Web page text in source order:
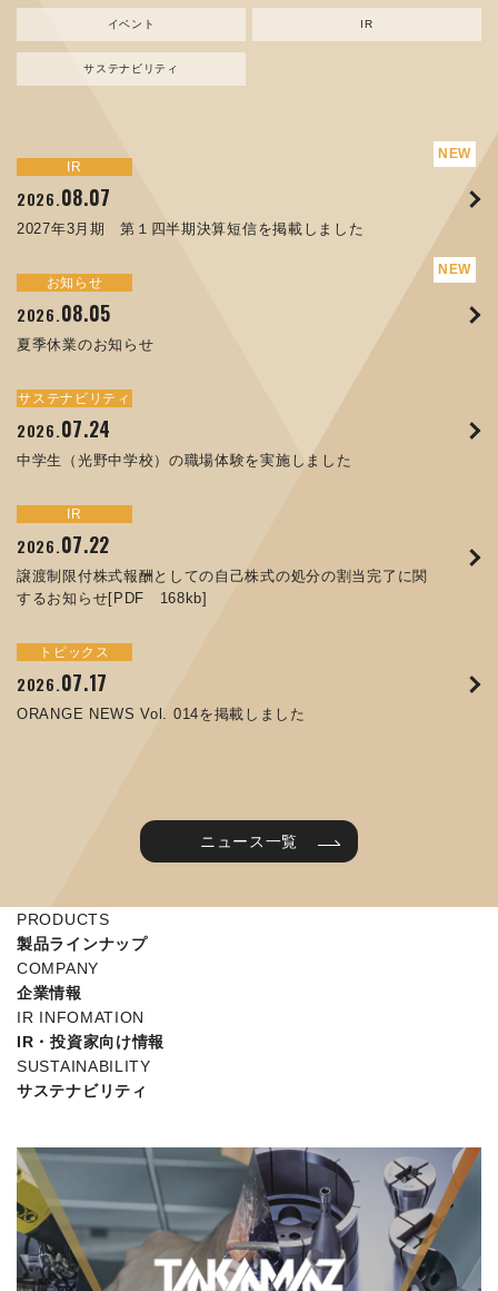
イベント IR
サステナビリティ
IR
2026.08.07
2027年3月期 第１四半期決算短信を掲載しました
お知らせ
2026.08.05
夏季休業のお知らせ
サステナビリティ
2026.07.24
中学生（光野中学校）の職場体験を実施しました
IR
2026.07.22
譲渡制限付株式報酬としての自己株式の処分の割当完了に関
するお知らせ[PDF 168kb]
トピックス
2026.07.17
ORANGE NEWS Vol. 014を掲載しました
新規事業
2024.04.10
資源ごみAI 自動選別機 販売開始のお知らせ
お知らせ
2026.08.05
夏季休業のお知らせ
お知らせ
2025.11.17
コラムを更新しました：MECT2025(メカトロテックジャパ
お知らせ
2025. 09.02
お知らせ
2025.05.29
コラムを更新しました：MEX金沢2025(第61回機械工業見本
お知らせ
2025.05.15
トピックス
2026.07.17
ORANGE NEWS Vol. 014を掲載しました
トピックス
2026.04.17
ORANGE NEWS Vol. 013を掲載しました
トピックス
2025.10.01
高松流技Vol.25を掲載しました
トピックス
2025.09.10
ORANGE NEWS Vol. 011を掲載しました
2025.07.31
ORANGE NEWS Vol. 010を掲載しました
イベント
2026.04.03
MEX金沢2026 出展のご案内 ※終了しました
イベント
2025.08.29
MECT 2025 出展のご案内 ※終了しました
イベント
2025.04.16
MEX金沢2025 出展のご案内 ※終了しました
イベント
2024.09.26
JIMTOF2024 出展のご案内 ※終了しました
2024.05.13
MEX金沢2024 学生向け会社説明コーナー予約のご案内 ※
終了しました
IR
2026.08.07
2027年3月期 第１四半期決算短信を掲載しました
IR
2026.07.22
譲渡制限付株式報酬としての自己株式の処分の割当完了に関
IR
2026. 07.07
IR
2026.07.01
コーポレートガバナンス報告書を更新しました
IR
2026.06.26
第65回定時株主総会のご報告を掲載しました
サステナビリティ
2026.07.24
中学生（光野中学校）の職場体験を実施しました
サステナビリティ
2026.06.12
人材戦略を策定しました
サステナビリティ
2026.03.26
「健康経営優良法人２０２６（大規模法人部門）」に認定さ
サステナビリティ
2025.12.09
令和７年度石川県ワークライフバランス企業知事表彰「優良
サステナビリティ
2025.12.04
ニュース一覧
PRODUCTS
製品ラインナップ
COMPANY
企業情報
IR INFOMATION
IR・投資家向け情報
SUSTAINABILITY
サステナビリティ